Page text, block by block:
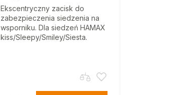
Ekscentryczny zacisk do
zabezpieczenia siedzenia na
wsporniku. Dla siedzeń HAMAX
kiss/Sleepy/Smiley/Siesta.